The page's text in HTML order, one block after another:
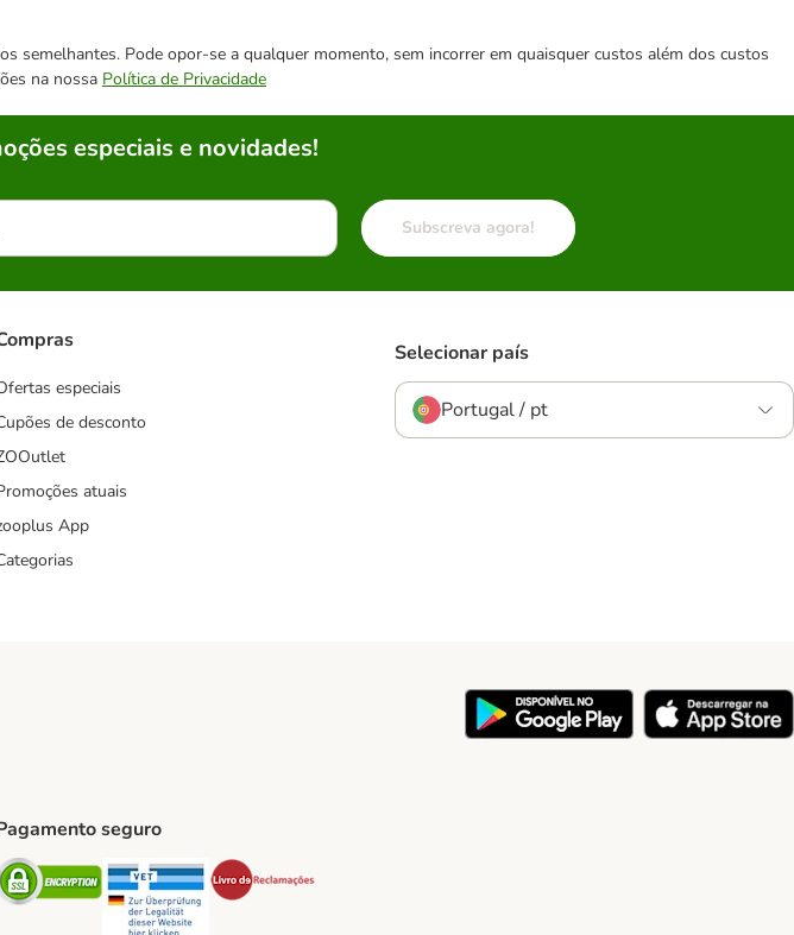
semelhantes. Pode opor-se a qualquer momento, sem incorrer em quaisquer custos além dos custos
na nossa Política de Privacidade
especiais e novidades!
Subscreva agora!
especiais
de desconto
atuais
App
Selecionar país
Portugal / pt
seguro
Security Security